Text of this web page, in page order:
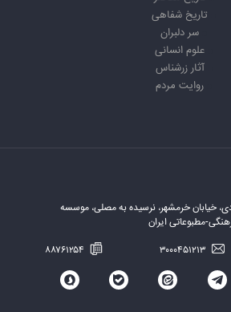
تاریخ شفاهی
سر دلبران
علوم انسانی
آثار زرشناس
روایت مردم
خیابان خرمشهر، نرسیده به مصلی، موسسه
مطبوعاتی ایران